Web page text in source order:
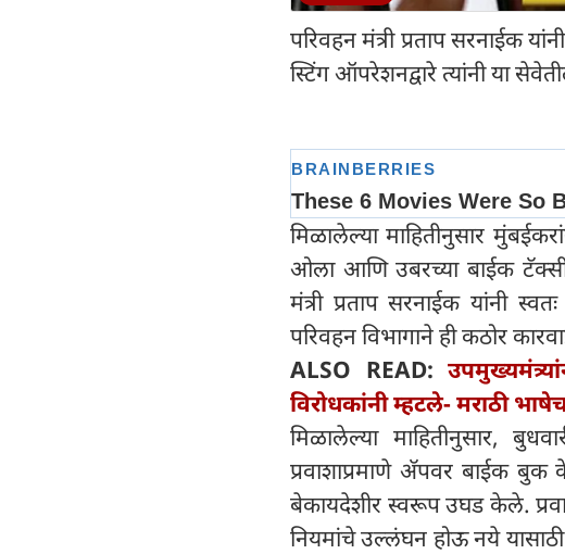
परिवहन मंत्री प्रताप सरनाईक
स्टिंग ऑपरेशनद्वारे त्यांनी या
मिळालेल्या माहितीनुसार
ओला आणि उबरच्या बाईक
मंत्री प्रताप सरनाईक यांनी
परिवहन विभागाने ही कठोर
ALSO READ:
विरोधकांनी म्हटले- मराठी
मिळालेल्या माहितीनुसार,
प्रवाशाप्रमाणे अ‍ॅपवर बाईक बुक
बेकायदेशीर स्वरूप उघड केले.
नियमांचे उल्लंघन होऊ नये